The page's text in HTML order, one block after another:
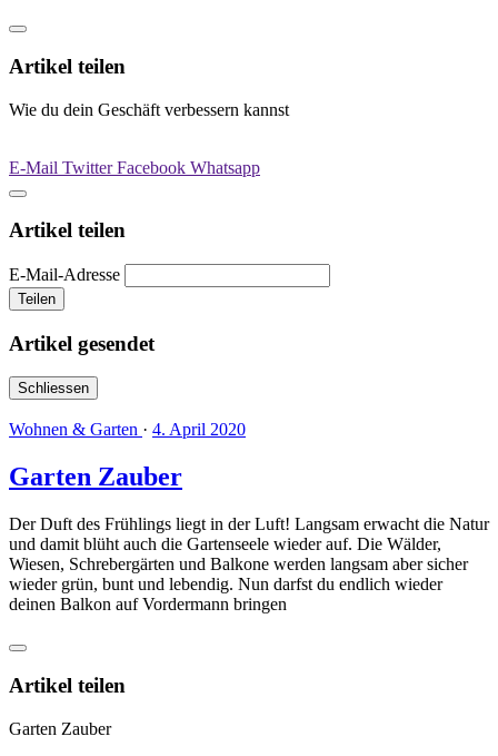
Artikel teilen
Wie du dein Geschäft verbessern kannst
E-Mail TwitterFacebook Whatsapp
Artikel teilen
E-Mail-Adresse
Teilen
Artikel gesendet
Schliessen
Wohnen & Garten · 4. April 2020
Garten Zauber
Der Duft des Frühlings liegt in der Luft! Langsam erwacht die Natur
und damit blüht auch die Gartenseele wieder auf. Die Wälder,
Wiesen, Schrebergärten und Balkone werden langsam aber sicher
wieder grün, bunt und lebendig. Nun darfst du endlich wieder
deinen Balkon auf Vordermann bringen
Artikel teilen
Garten Zauber